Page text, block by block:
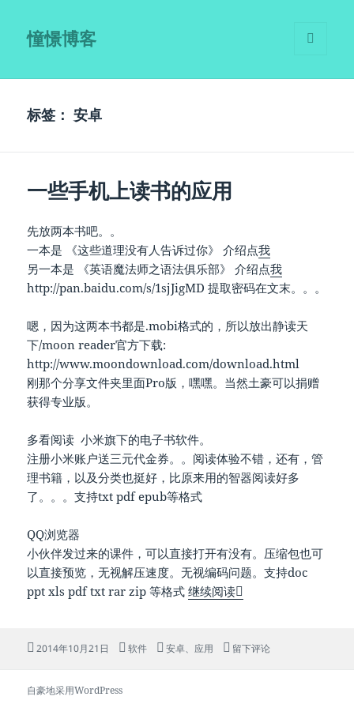
憧憬博客
挂件
标签：安卓
一些手机上读书的应用
先放两本书吧。。
一本是 《这些道理没有人告诉过你》 介绍点我
另一本是 《英语魔法师之语法俱乐部》 介绍点我
http://pan.baidu.com/s/1sjJigMD 提取密码在文末。。。
嗯，因为这两本书都是.mobi格式的，所以放出静读天
下/moon reader官方下载:
http://www.moondownload.com/download.html
刚那个分享文件夹里面Pro版，嘿嘿。当然土豪可以捐赠
获得专业版。
多看阅读 小米旗下的电子书软件。
注册小米账户送三元代金券。。阅读体验不错，还有，管
理书籍，以及分类也挺好，比原来用的智器阅读好多
了。。。支持txt pdf epub等格式
QQ浏览器
小伙伴发过来的课件，可以直接打开有没有。压缩包也可
以直接预览，无视解压速度。无视编码问题。支持doc
ppt xls pdf txt rar zip 等格式继续阅读一些手机上读书的应用
发
2014年10月21日
分
软件
标
安卓、 应用 于一些手机上读书的应用
留下评论
自豪地采用WordPress